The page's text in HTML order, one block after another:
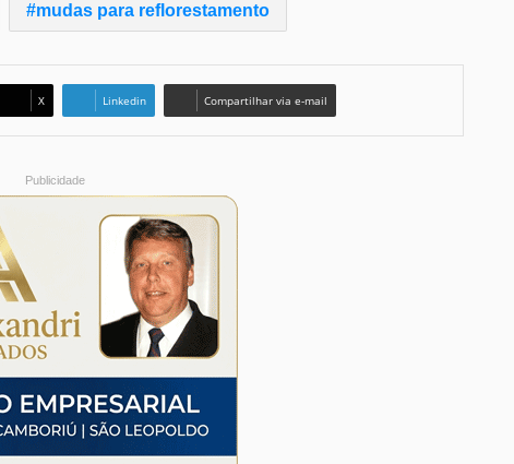
mudas para reflorestamento
X Linkedin Compartilhar via e-mail
Publicidade